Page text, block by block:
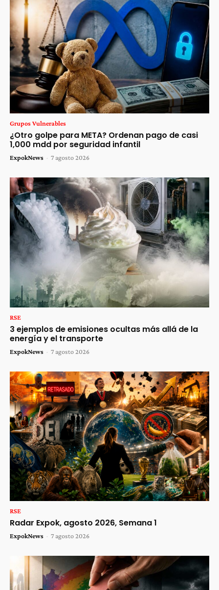
Grupos Vulnerables
¿Otro golpe para META? Ordenan pago de casi
1,000 mdd por seguridad infantil
ExpokNews - 7 agosto 2026
RSE
3 ejemplos de emisiones ocultas más allá de la
energía y el transporte
ExpokNews - 7 agosto 2026
RSE
Radar Expok, agosto 2026, Semana 1
ExpokNews - 7 agosto 2026